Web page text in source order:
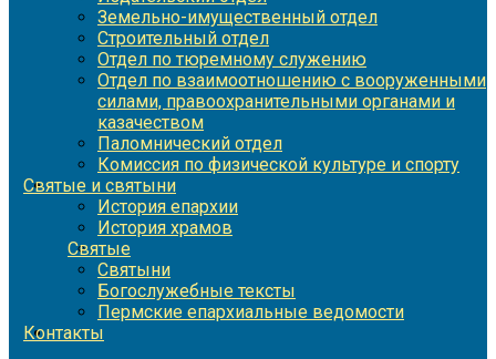
Земельно-имущественный отдел
Строительный отдел
Отдел по тюремному служению
Отдел по взаимоотношению с вооруженными
силами, правоохранительными органами и
казачеством
Паломнический отдел
Комиссия по физической культуре и спорту
Святые и святыни
История епархии
История храмов
Святые
Святыни
Богослужебные тексты
Пермские епархиальные ведомости
Контакты